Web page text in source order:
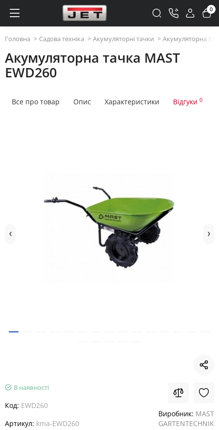
0
Головна Садова техніка Акумуляторні тачки Акумуляторна
Акумуляторна тачка MAST
EWD260
Все про товар Опис Характеристики Відгуки 0
В наявності
Код: EWD260
Артикул: kma-EWD260
Виробник: MAST
GARTENTECHNIK